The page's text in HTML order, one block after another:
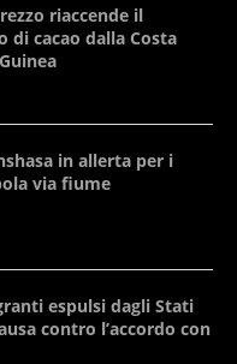
riaccende il
di cacao dalla Costa
in allerta per i
via fiume
espulsi dagli Stati
contro l’accordo con